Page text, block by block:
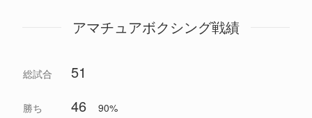
アマチュアボクシング戦績
総試合 51
勝ち 46 90%